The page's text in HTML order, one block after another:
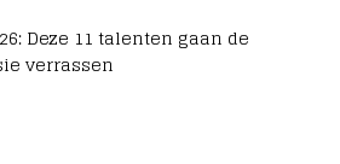
Deze 11 talenten gaan de
verrassen